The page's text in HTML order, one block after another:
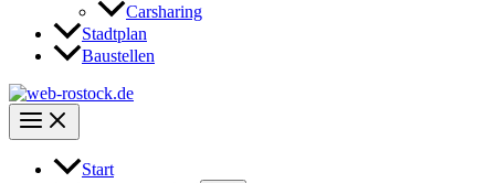
Carsharing
Stadtplan
Baustellen
Start